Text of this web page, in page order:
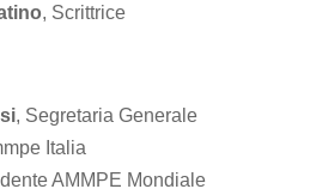
, Scrittrice
, Segretaria Generale
Italia
AMMPE Mondiale